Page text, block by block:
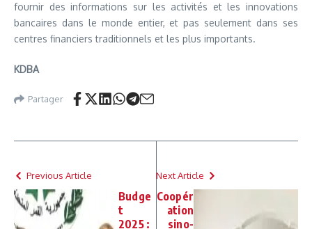
fournir des informations sur les activités et les innovations
bancaires dans le monde entier, et pas seulement dans ses
centres financiers traditionnels et les plus importants.
KDBA
Partager
Previous Article
Budge
t
2025 :
Next Article
Coopér
ation
sino-